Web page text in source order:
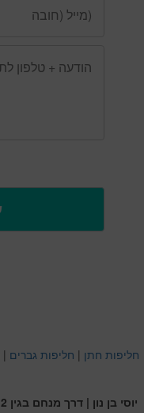
חליפות חתן | חליפות גברים |